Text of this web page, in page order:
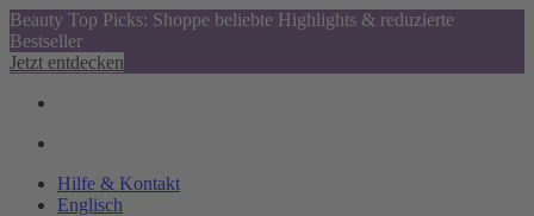
Beauty Top Picks: Shoppe beliebte Highlights & reduzierte
Bestseller
Jetzt entdecken
Hilfe & Kontakt
Englisch